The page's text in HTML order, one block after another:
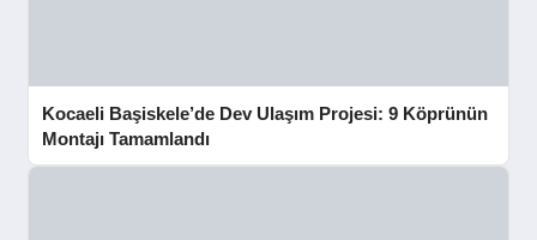
Kocaeli Başiskele’de Dev Ulaşım Projesi: 9 Köprünün
Montajı Tamamlandı